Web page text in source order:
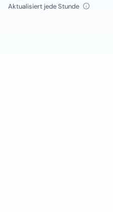
Aktualisiert jede Stunde